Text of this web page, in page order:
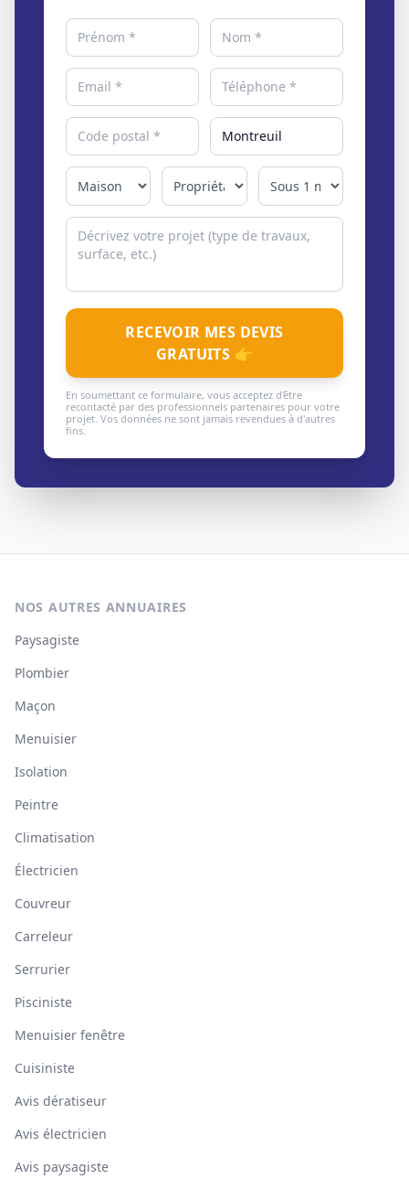
RECEVOIR MES DEVIS
GRATUITS 👉
En soumettant ce formulaire, vous acceptez d'être
recontacté par des professionnels partenaires pour votre
projet. Vos données ne sont jamais revendues à d'autres
fins.
NOS AUTRES ANNUAIRES
Paysagiste
Plombier
Maçon
Menuisier
Isolation
Peintre
Climatisation
Électricien
Couvreur
Carreleur
Serrurier
Pisciniste
Menuisier fenêtre
Cuisiniste
Avis dératiseur
Avis électricien
Avis paysagiste